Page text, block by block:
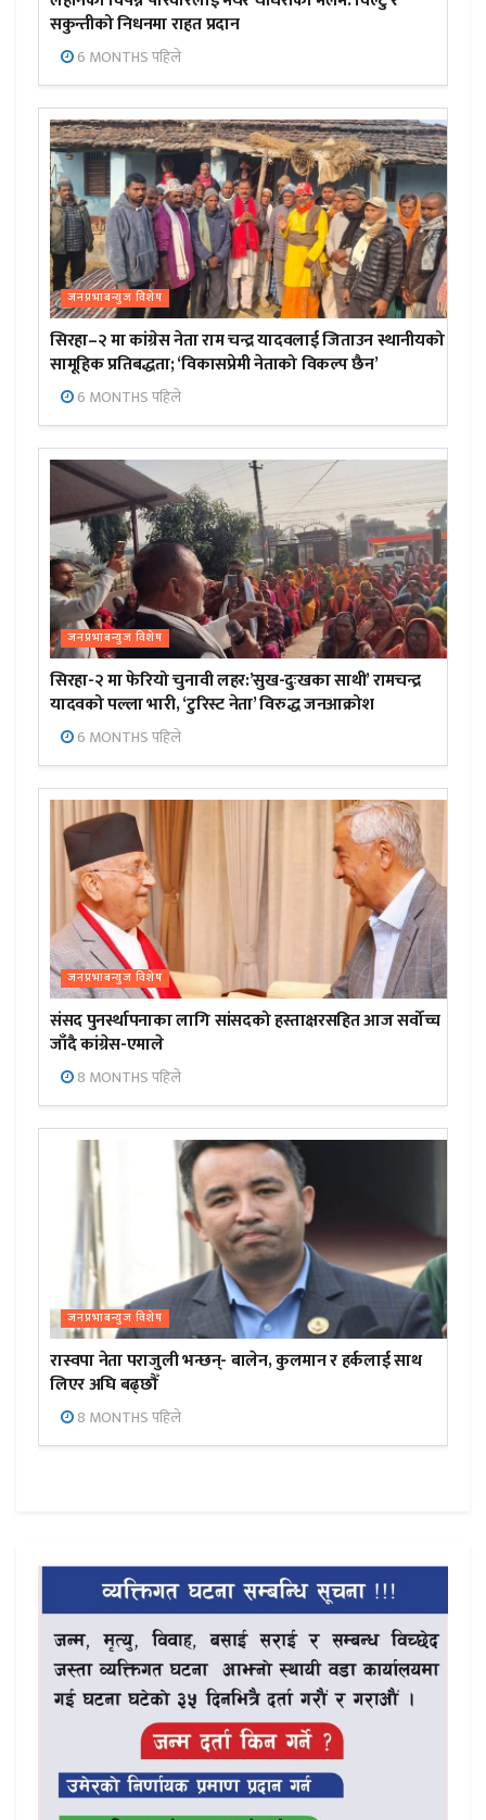
सकुन्तीको निधनमा राहत प्रदान
6 MONTHS पहिले
जनप्रभाबन्युज विशेष
सिरहा–२ मा कांग्रेस नेता राम चन्द्र यादवलाई जिताउन स्थानीयको
सामूहिक प्रतिबद्धता; ‘विकासप्रेमी नेताको विकल्प छैन’
6 MONTHS पहिले
जनप्रभाबन्युज विशेष
सिरहा-२ मा फेरियो चुनावी लहर:’सुख-दुःखका साथी’ रामचन्द्र
यादवको पल्ला भारी, ‘टुरिस्ट नेता’ विरुद्ध जनआक्रोश
6 MONTHS पहिले
जनप्रभाबन्युज विशेष
संसद पुनर्स्थापनाका लागि सांसदको हस्ताक्षरसहित आज सर्वोच्च
जाँदै कांग्रेस-एमाले
8 MONTHS पहिले
जनप्रभाबन्युज विशेष
रास्वपा नेता पराजुली भन्छन्- बालेन, कुलमान र हर्कलाई साथ
लिएर अघि बढ्छौँ
8 MONTHS पहिले